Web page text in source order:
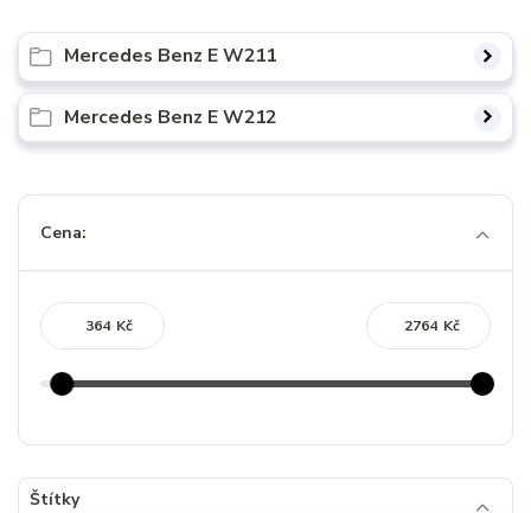
Mercedes Benz E W211
Mercedes Benz E W212
Cena:
Kč Kč
Štítky